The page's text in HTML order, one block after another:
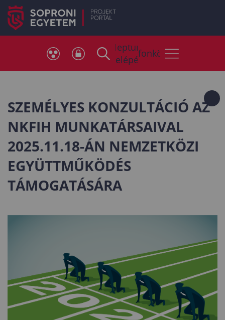
Neptun
belépés
Telefonkönyv
SZEMÉLYES KONZULTÁCIÓ AZ
NKFIH MUNKATÁRSAIVAL
2025.11.18-ÁN NEMZETKÖZI
EGYÜTTMŰKÖDÉS
TÁMOGATÁSÁRA